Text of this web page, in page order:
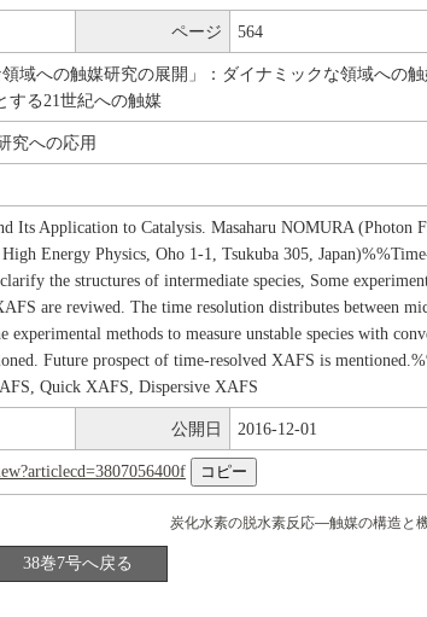
ページ 564
域への触媒研究の展開」：ダイナミックな領域への
する21世紀への触媒
究への応用
Its Application to Catalysis. Masaharu NOMURA (Photon
Energy Physics, Oho 1-1, Tsukuba 305,
the structures of intermediate species, Some
are reviwed. The time resolution distributes between
experimental methods to measure unstable species with
Future prospect of time-resolved XAFS is
Quick XAFS, Dispersive XAFS
公開日 2016-12-01
炭化水素の脱水素反応―触媒の構造と
38巻7号へ戻る